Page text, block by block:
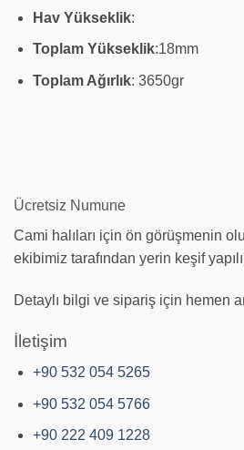
Hav Yükseklik:
Toplam Yükseklik:18mm
Toplam Ağırlık: 3650gr
Ücretsiz Numune
Cami halıları için ön görüşmenin
ekibimiz tarafından yerin keşif
Detaylı bilgi ve sipariş için hemen
İletişim
+90 532 054 5265
+90 532 054 5766
+90 222 409 1228